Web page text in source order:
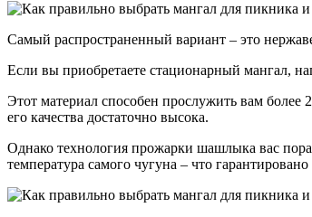
Самый распространенный вариант – это
Если вы приобретаете стационарный мангал,
Этот материал способен прослужить вам более
его качества достаточно высока.
Однако технология прожарки шашлыка вас
температура самого чугуна – что